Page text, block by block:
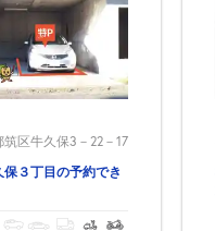
区牛久保3－22－17
３丁目の予約でき